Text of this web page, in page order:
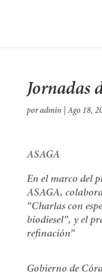
Jornadas
poradmin Ago 18,
ASAGA
En el marco del
ASAGA,
“Charlas con
biodiesel”, y el
refinación”
Gobierno de